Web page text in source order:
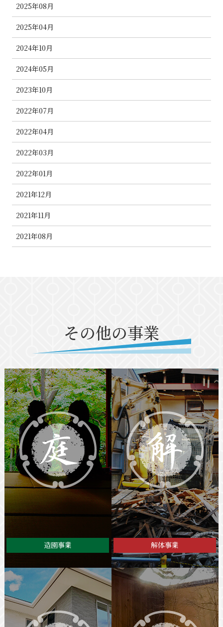
2025年08月
2025年04月
2024年10月
2024年05月
2023年10月
2022年07月
2022年04月
2022年03月
2022年01月
2021年12月
2021年11月
2021年08月
その他の事業
造園事業 解体事業